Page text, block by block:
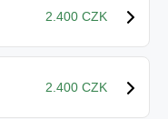
2.400 CZK
2.400 CZK